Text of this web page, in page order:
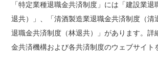
「特定業種退職金共済制度」には「建設業退
退共）」、「清酒製造業退職金共済制度（清
退職金共済制度（林退共）」があります。詳
金共済機構および各共済制度のウェブサイト